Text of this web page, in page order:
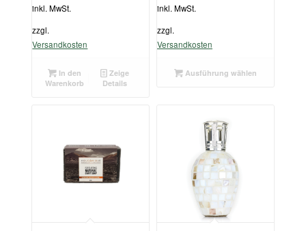
inkl. MwSt.
zzgl.
Versandkosten
In den
Warenkorb
Zeige
Details
inkl. MwSt.
zzgl.
Versandkosten
Ausführung wählen